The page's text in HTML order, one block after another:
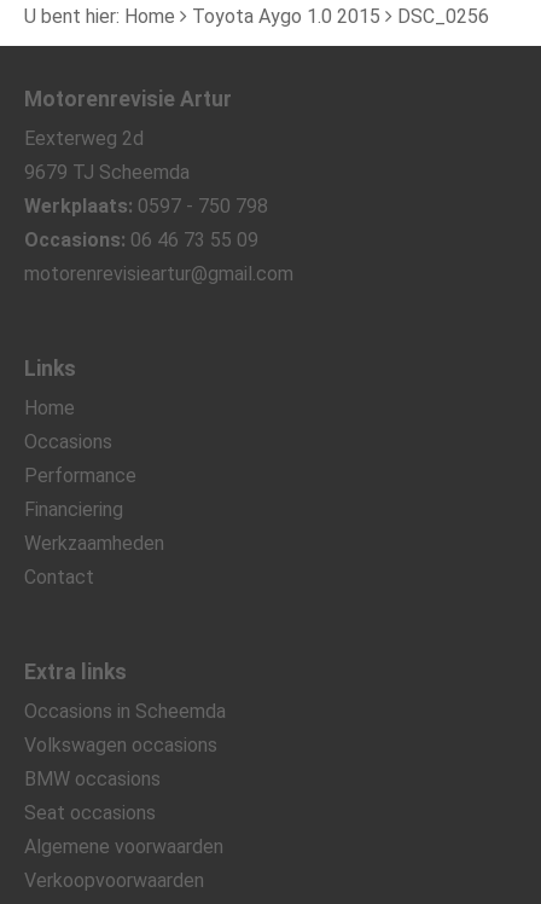
U bent hier: Home Toyota Aygo 1.0 2015 DSC_0256
Motorenrevisie Artur
Eexterweg 2d
9679 TJ Scheemda
Werkplaats: 0597 - 750 798
Occasions: 06 46 73 55 09
motorenrevisieartur@gmail.com
Links
Home
Occasions
Performance
Financiering
Werkzaamheden
Contact
Extra links
Occasions in Scheemda
Volkswagen occasions
BMW occasions
Seat occasions
Algemene voorwaarden
Verkoopvoorwaarden